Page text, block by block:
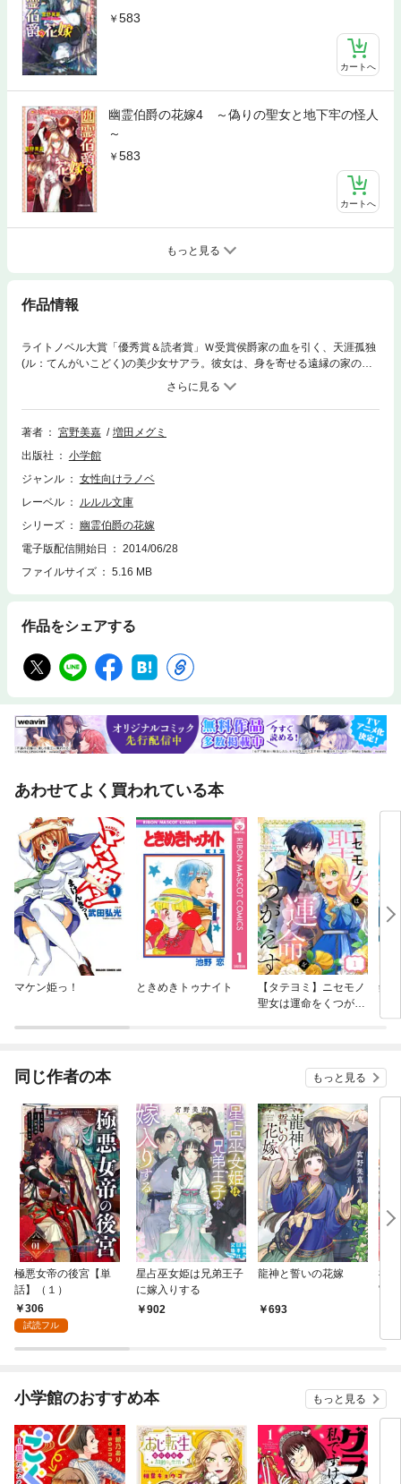
583
カートへ
幽霊伯爵の花嫁4 ～偽りの聖女と地下牢の怪人
～
583
カートへ
もっと見る
作品情報
ライトノベル大賞「優秀賞＆読者賞」Ｗ受賞侯爵家の血を引く、天涯孤独
(ル：てんがいこどく)の美少女サアラ。彼女は、身を寄せる遠縁の家の息
子と婚約していたが、幽霊伯爵と呼ばれるコルドン伯爵の１７人目の妻と
して嫁ぐことに！ 更に嫁ぎ先は、墓地に囲まれ夜な夜な幽霊が現れると
いう場所で！？ 妻に無関心な夫、何故かよそよそしい使用人達。ところ
が、サアラはのびのびと毎日を満喫し、逆に夫を翻弄して……！？ 美し
ティのイラストが収録されています。
著者 宮野美嘉
増田メグミ
出版社
小学館
ジャンル
女性向けラノベ
レーベル
ルルル文庫
シリーズ
幽霊伯爵の花嫁
電子版配信開始日
2014/06/28
ファイルサイズ
5.16 MB
作品をシェアする
あわせてよく買われている本
マケン姫っ！ ときめきトゥナイト
【タテヨミ】ニセモノ
聖女は運命をくつがえ
銀
同じ作者の本 もっと見る
極悪女帝の後宮【単
話】（１）
306
試読フル
星占巫女姫は兄弟王子
に嫁入りする
902
龍神と誓いの花嫁
693
禍
宮
小学館のおすすめ本 もっと見る